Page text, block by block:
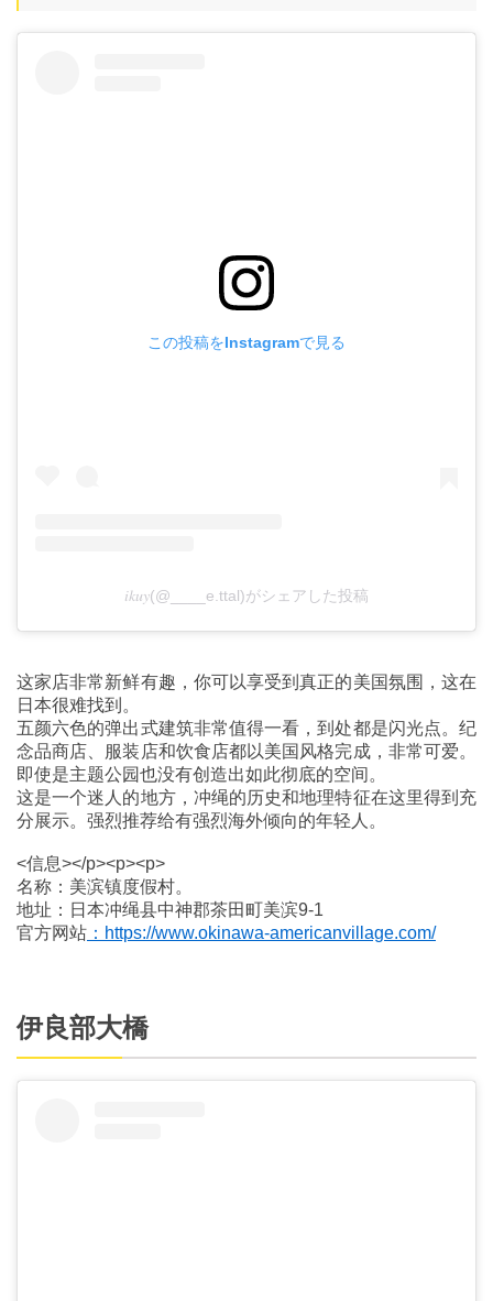
この投稿をInstagramで見る
𝑖𝑘𝑢𝑦(@____e.ttal)がシェアした投稿
这家店非常新鲜有趣，你可以享受到真正的美国氛围，这在
日本很难找到。
五颜六色的弹出式建筑非常值得一看，到处都是闪光点。纪
念品商店、服装店和饮食店都以美国风格完成，非常可爱。
即使是主题公园也没有创造出如此彻底的空间。
这是一个迷人的地方，冲绳的历史和地理特征在这里得到充
分展示。强烈推荐给有强烈海外倾向的年轻人。
<信息></p><p><p>
名称：美滨镇度假村。
地址：日本冲绳县中神郡茶田町美滨9-1
官方网站 ：https://www.okinawa-americanvillage.com/
伊良部大橋